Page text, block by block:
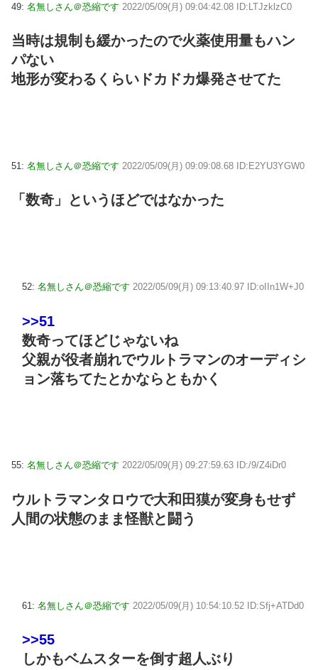
49: 名無しさん＠恐縮です 2022/05/09(月) 09:04:42.08 ID:LTJzklzC0
当時は規制も緩かったので火薬使用量もハン
パない
地形が変わるくらいドカドカ爆発させてた
51: 名無しさん＠恐縮です 2022/05/09(月) 09:09:08.68 ID:E2YU3YGW0
「数奇」というほどではなかった
52: 名無しさん＠恐縮です 2022/05/09(月) 09:13:40.97 ID:oIIn1W+J0
>>51
数奇ってほどじゃないね
父親が役者崩れでウルトラマンのオーディシ
ョン落ちてたとかならともかく
55: 名無しさん＠恐縮です 2022/05/09(月) 09:27:59.63 ID:/9/Z4iDr0
ウルトラマンタロウで大和田獏が変身もせず
人間の状態のまま怪獣と闘う
61: 名無しさん＠恐縮です 2022/05/09(月) 10:54:10.52 ID:Sfj+ATDd0
>>55
しかもベムスターを倒す超人ぶり